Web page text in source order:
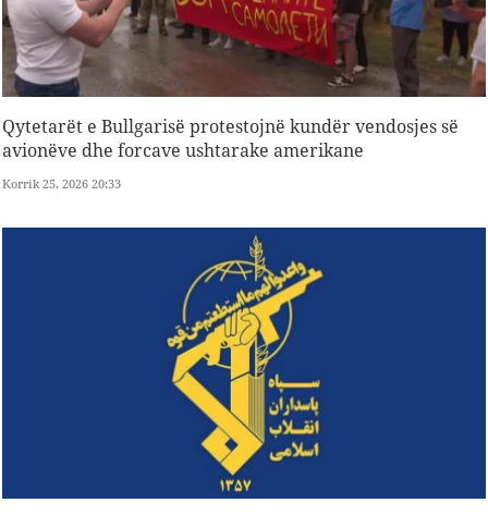
Qytetarët e Bullgarisë protestojnë kundër vendosjes së
avionëve dhe forcave ushtarake amerikane
Korrik 25, 2026 20:33